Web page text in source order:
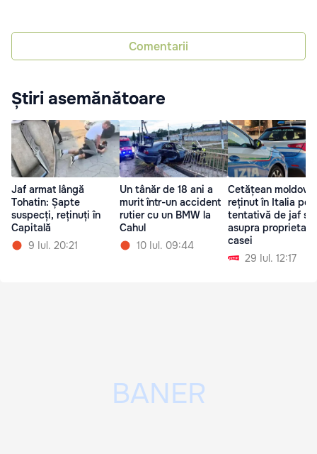
Comentarii
Știri asemănătoare
Jaf armat lângă
Tohatin: Șapte
suspecți, reținuți în
Capitală
9 Iul. 20:21
Un tânăr de 18 ani a
murit într-un accident
rutier cu un BMW la
Cahul
10 Iul. 09:44
Cetățean
reținut în Italia
tentativă de jaf și
asupra
casei
29 Iul. 12:17